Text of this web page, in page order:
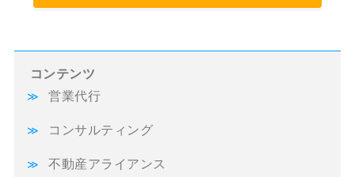
コンテンツ
営業代行
コンサルティング
不動産アライアンス